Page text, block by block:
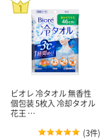
ビオレ 冷タオル 無香性
個包装 5枚入 冷却タオル
花王 …
(3件)